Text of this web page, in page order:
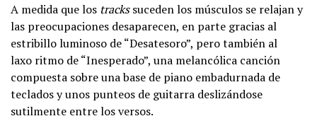
A medida que los trackssuceden los músculos se relajan y
las preocupaciones desaparecen, en parte gracias al
estribillo luminoso de “Desatesoro”, pero también al
laxo ritmo de “Inesperado”, una melancólica canción
compuesta sobre una base de piano embadurnada de
teclados y unos punteos de guitarra deslizándose
sutilmente entre los versos.